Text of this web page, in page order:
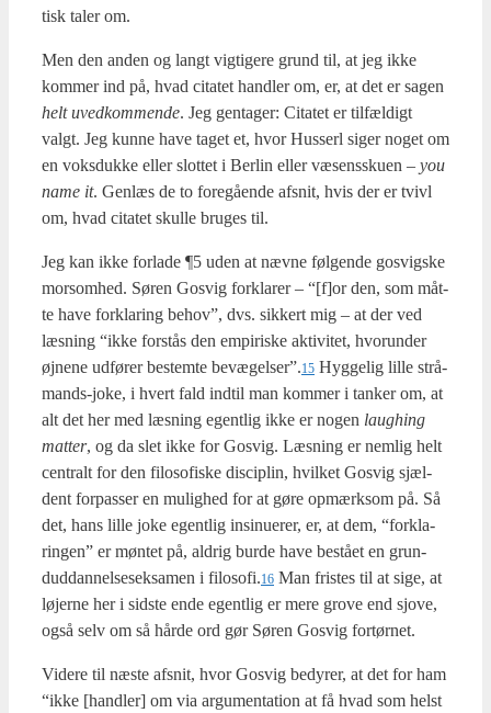
tisk taler om.
Men den anden og langt vig­ti­ge­re grund til, at jeg ikke
kom­mer ind på, hvad cita­tet hand­ler om, er, at det er sagen
helt uved­kom­men­de. Jeg gen­ta­ger: Cita­tet er til­fæl­digt
valgt. Jeg kun­ne have taget et, hvor Hus­serl siger noget om
en voks­duk­ke eller slot­tet i Ber­lin eller væsens­sku­en – you
name it. Gen­læs de to fore­gå­en­de afsnit, hvis der er tvivl
om, hvad cita­tet skul­le bru­ges til.
Jeg kan ikke for­la­de ¶5 uden at næv­ne føl­gen­de gosvig­ske
morsom­hed. Søren Gosvig for­kla­rer – “[f]or den, som måt­
te have for­kla­ring behov”, dvs. sik­kert mig – at der ved
læs­ning “ikke for­stås den empi­ri­ske akti­vi­tet, hvorun­der
øjne­ne udfø­rer bestem­te bevægelser”.15 Hyg­ge­lig lil­le strå­
mands-joke, i hvert fald ind­til man kom­mer i tan­ker om, at
alt det her med læs­ning egent­lig ikke er nogen laug­hing
mat­ter, og da slet ikke for Gosvig. Læs­ning er nem­lig helt
cen­tralt for den filo­so­fi­ske disci­plin, hvil­ket Gosvig sjæl­
dent for­pas­ser en mulig­hed for at gøre opmærk­som på. Så
det, hans lil­le joke egent­lig insi­nu­e­rer, er, at dem, “for­kla­
rin­gen” er mønt­et på, aldrig bur­de have bestå­et en grun­
dud­dan­nel­ses­ek­sa­men i filosofi.16 Man fri­stes til at sige, at
løjer­ne her i sid­ste ende egent­lig er mere grove end sjove,
også selv om så hår­de ord gør Søren Gosvig for­tør­net.
Vide­re til næste afsnit, hvor Gosvig bedy­rer, at det for ham
“ikke [hand­ler] om via argu­men­ta­tion at få hvad som helst